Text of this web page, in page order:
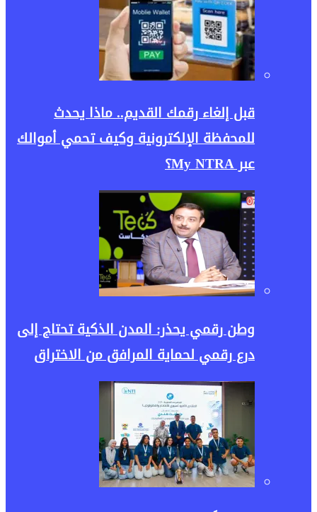
قبل إلغاء رقمك القديم.. ماذا يحدث
للمحفظة الإلكترونية وكيف تحمي أموالك
عبر My NTRA؟
وطن رقمي يحذر: المدن الذكية تحتاج إلى
درع رقمي لحماية المرافق من الاختراق